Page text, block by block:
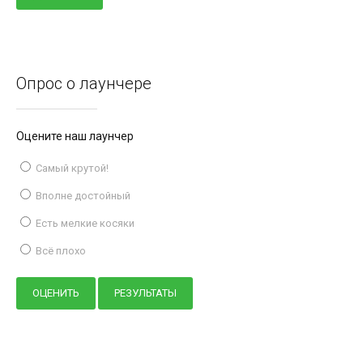
Опрос о лаунчере
Оцените наш лаунчер
Самый крутой!
Вполне достойный
Есть мелкие косяки
Всё плохо